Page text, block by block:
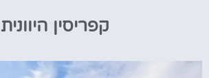
קפריסין היוונית